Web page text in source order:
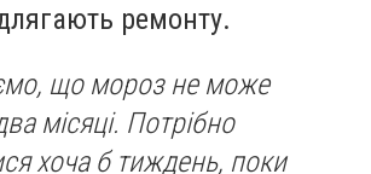
ремонту.
що мороз не може
місяці. Потрібно
хоча б тиждень, поки